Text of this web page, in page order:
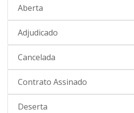
Aberta
Adjudicado
Cancelada
Contrato Assinado
Deserta